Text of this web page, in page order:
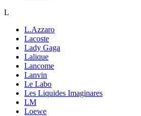
L
L.Azzaro
Lacoste
Lady Gaga
Lalique
Lancome
Lanvin
Le Labo
Les Liquides Imaginares
LM
Loewe